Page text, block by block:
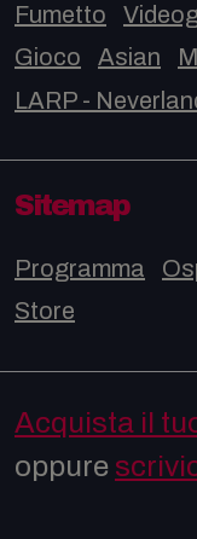
Fumetto
Gioco
Asian
LARP -
Sitemap
Programma
Store
Acquista il
oppure